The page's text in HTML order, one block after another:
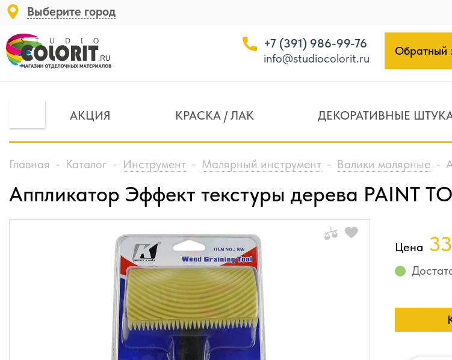
Выберите город
+7 (391) 986-99-76
info@studiocolorit.ru
Обратный
АКЦИЯ КРАСКА / ЛАК ДЕКОРАТИВНЫЕ
Главная - Каталог - Инструмент - Малярный инструмент - Валики малярные -
Аппликатор Эффект текстуры дерева PAINT
Цена